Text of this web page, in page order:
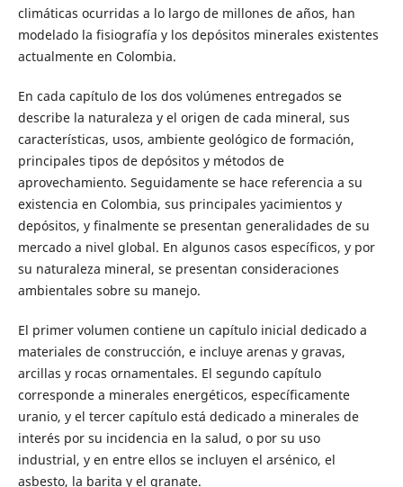
climáticas ocurridas a lo largo de millones de años, han
modelado la fisiografía y los depósitos minerales existentes
actualmente en Colombia.
En cada capítulo de los dos volúmenes entregados se
describe la naturaleza y el origen de cada mineral, sus
características, usos, ambiente geológico de formación,
principales tipos de depósitos y métodos de
aprovechamiento. Seguidamente se hace referencia a su
existencia en Colombia, sus principales yacimientos y
depósitos, y finalmente se presentan generalidades de su
mercado a nivel global. En algunos casos específicos, y por
su naturaleza mineral, se presentan consideraciones
ambientales sobre su manejo.
El primer volumen contiene un capítulo inicial dedicado a
materiales de construcción, e incluye arenas y gravas,
arcillas y rocas ornamentales. El segundo capítulo
corresponde a minerales energéticos, específicamente
uranio, y el tercer capítulo está dedicado a minerales de
interés por su incidencia en la salud, o por su uso
industrial, y en entre ellos se incluyen el arsénico, el
asbesto, la barita y el granate.